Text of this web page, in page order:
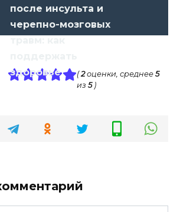
после инсульта и
черепно-мозговых
здоровье
(2оценки, среднее 5
из 5)